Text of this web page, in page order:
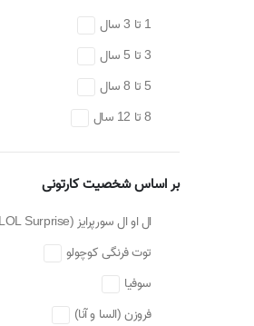
1 تا 3 سال
3 تا 5 سال
5 تا 8 سال
8 تا 12 سال
بر اساس شخصیت کارتونی
ال او ال سورپرایز (LOL Surprise)
توت فرنگی کوچولو
سوفیا
فروزن (السا و آنا)